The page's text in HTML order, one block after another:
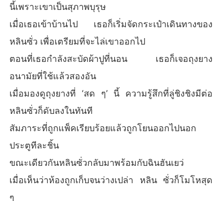
นี้เพราะเขาเป็นสุภาพบุรุษ
เมื่อเธอเข้าบ้านไป เธอก็เริ่มจัดกระเป๋าเดินทางของ
หลินซั่ว เพื่อเตรียมที่จะไล่เขาออกไป
ตอนที่เธอกำลังสะบัดผ้าปูที่นอน เธอก็เจอถุงยาง
อนามัยที่ใช้แล้วสองอัน
เมื่อมองดูถุงยางที่ ‘สด ๆ’ นี้ ความรู้สึกที่ลู่ชิงชิงมีต่อ
หลินซั่วก็ดับลงในทันที
สัมภาระที่ถูกแพ็คเรียบร้อยแล้วถูกโยนออกไปนอก
ประตูทีละชิ้น
ขณะเดียวกันหลินซั่วกลับมาพร้อมกับฉินฮันเยว่
เมื่อเห็นว่าห้องถูกเก็บจนว่างเปล่า หลิน ซั่วก็โมโหสุด
ๆ